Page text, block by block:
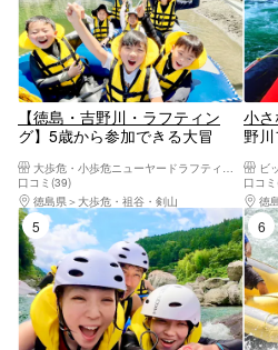
【徳島・吉野川・ラフティン
グ】5歳から参加できる大冒
れる「ファミリーツアー」
口コミ(39)
徳島県
大歩危・祖谷・剣山
小
野
野川
で
ろ
ス
ビ
口コ
徳
5位